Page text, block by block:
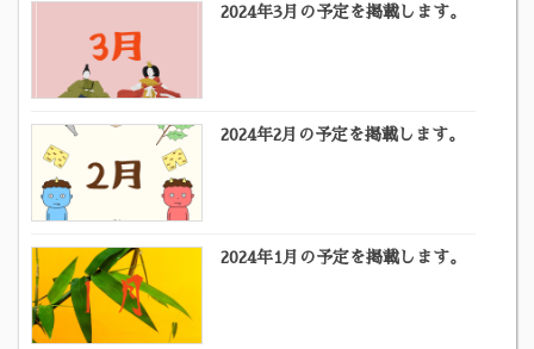
2024年3月の予定を掲載します。
2024年2月の予定を掲載します。
2024年1月の予定を掲載します。